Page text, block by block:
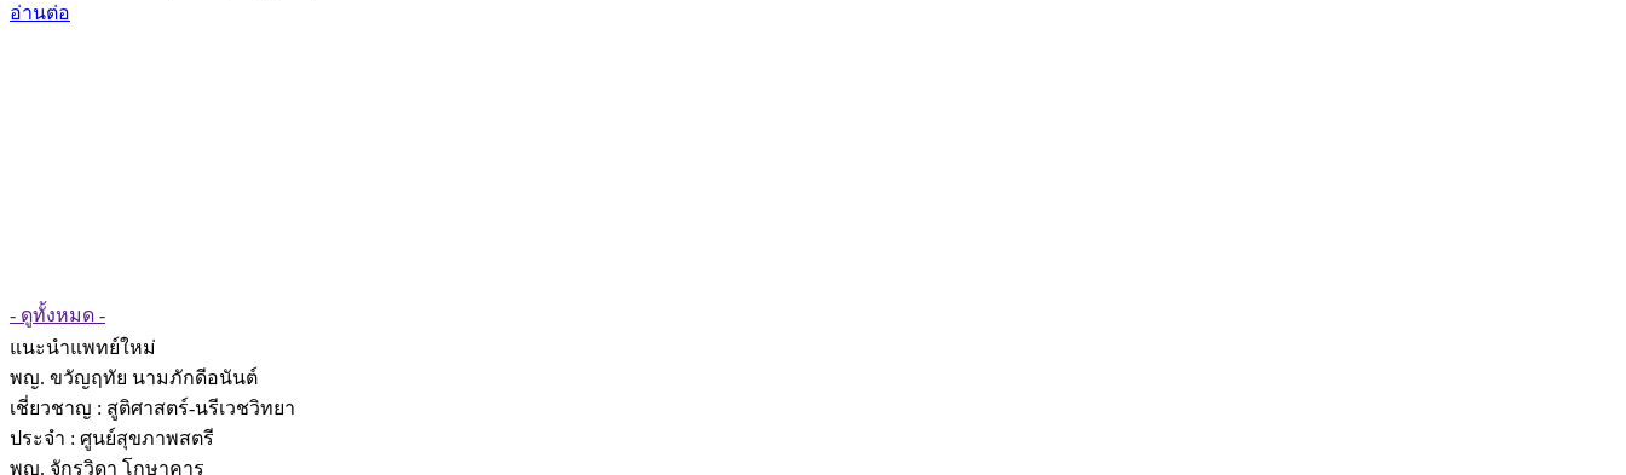
อ่านต่อ
- ดูทั้งหมด -
แนะนำแพทย์ใหม่
พญ. ขวัญฤทัย นามภักดีอนันต์
เชี่ยวชาญ : สูติศาสตร์-นรีเวชวิทยา
ประจำ : ศูนย์สุขภาพสตรี
พญ. จักรวิดา โกษาคาร